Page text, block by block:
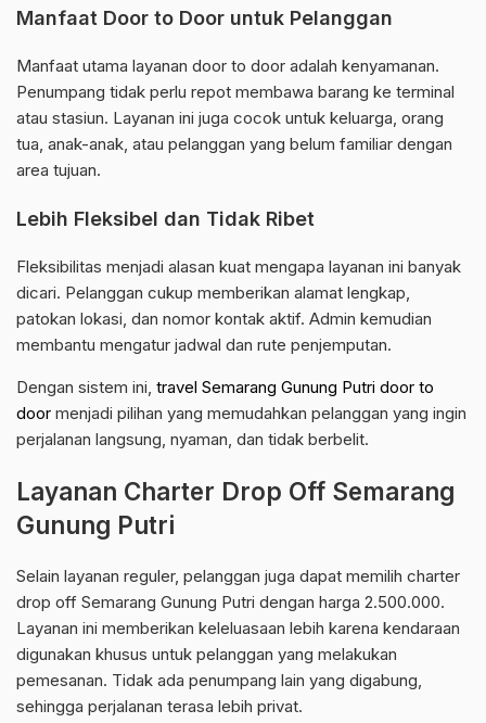
Manfaat Door to Door untuk Pelanggan
Manfaat utama layanan door to door adalah kenyamanan.
Penumpang tidak perlu repot membawa barang ke terminal
atau stasiun. Layanan ini juga cocok untuk keluarga, orang
tua, anak-anak, atau pelanggan yang belum familiar dengan
area tujuan.
Lebih Fleksibel dan Tidak Ribet
Fleksibilitas menjadi alasan kuat mengapa layanan ini banyak
dicari. Pelanggan cukup memberikan alamat lengkap,
patokan lokasi, dan nomor kontak aktif. Admin kemudian
membantu mengatur jadwal dan rute penjemputan.
Dengan sistem ini, travel Semarang Gunung Putri door to
door menjadi pilihan yang memudahkan pelanggan yang ingin
perjalanan langsung, nyaman, dan tidak berbelit.
Layanan Charter Drop Off Semarang
Gunung Putri
Selain layanan reguler, pelanggan juga dapat memilih charter
drop off Semarang Gunung Putri dengan harga 2.500.000.
Layanan ini memberikan keleluasaan lebih karena kendaraan
digunakan khusus untuk pelanggan yang melakukan
pemesanan. Tidak ada penumpang lain yang digabung,
sehingga perjalanan terasa lebih privat.